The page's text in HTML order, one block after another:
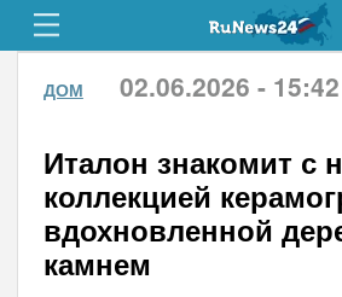
ДОМ 02.06.2026 - 15:42
Италон знакомит с
коллекцией
вдохновленной
камнем